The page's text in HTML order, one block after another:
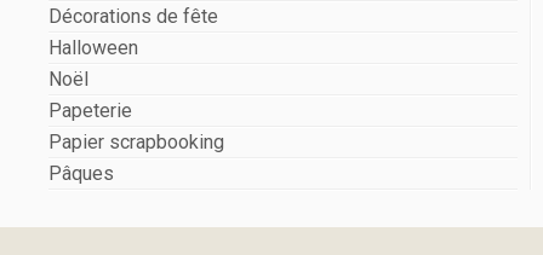
Décorations de fête
Halloween
Noël
Papeterie
Papier scrapbooking
Pâques